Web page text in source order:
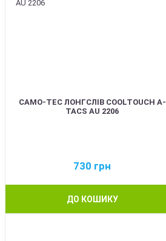
CAMO-TEC ЛОНГСЛІВ COOLTOUCH A-
TACS AU 2206
730 грн
ДО КОШИКУ